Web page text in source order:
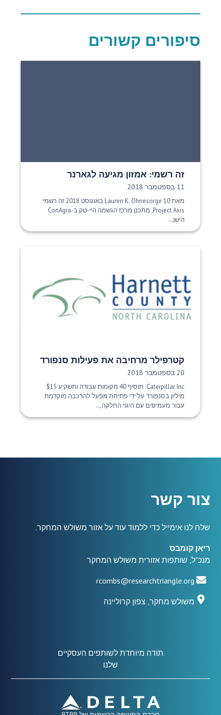
סיפורים קשורים
זה רשמי: אמזון מגיעה לגארנר
תאריך פרסום:
11 בספטמבר 2018
מאת Lauren K. Ohnesorge 10 באוגוסט 2018 זה רשמי:
Project Axis, מתכנן מרכז הגשמה היי-טק ב-ConAgra
הישן...
קטרפילר מרחיבה את פעילות סנפורד
תאריך פרסום:
20 בספטמבר 2018
Caterpillar Inc. תוסיף 40 מקומות עבודה ותשקיע $15
מיליון בסנפורד על ידי פתיחת מפעל להרכבה מוקדמת
עבור מעמיסים עם היגוי החלקה,...
צור קשר
שלח לנו אימייל כדי ללמוד עוד על אזור משולש המחקר.
ריאן קומבס
מנכ"ל, שותפות אזורית משולש המחקר
rcombs@researchtriangle.org
משולש מחקר, צפון קרוליינה
תודה מיוחדת לשותפים העסקיים
שלנו